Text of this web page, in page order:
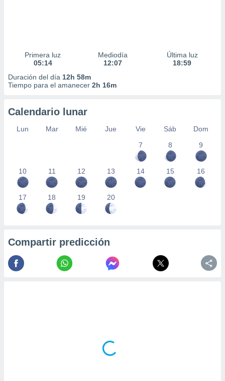
Primera luz
05:14
Mediodía
12:07
Última luz
18:59
Duración del día 12h 58m
Tiempo para el amanecer 2h 16m
Calendario lunar
Lun Mar Mié Jue Vie Sáb
Dom
7
8 9
10 11 12 13 14 15 16
17 18 19 20
Compartir predicción